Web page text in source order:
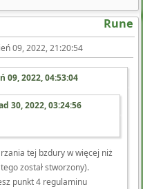
Rune
09, 2022, 21:20:54
09, 2022, 04:53:04
30, 2022, 03:24:56
tej bzdury w więcej niż
został stworzony).
punkt 4 regulaminu